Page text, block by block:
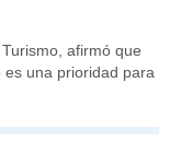
afirmó que
una prioridad para